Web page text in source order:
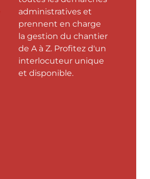
administratives et
prennent en charge
la gestion du chantier
de A à Z. Profitez d'un
interlocuteur unique
et disponible.